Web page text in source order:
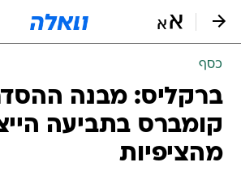
כסף
ברקליס: מבנה
קומברס בתביעה
מהציפיות